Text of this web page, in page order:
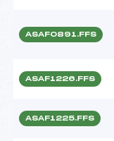
ASAF0891.FFS
ASAF1226.FFS
ASAF1225.FFS